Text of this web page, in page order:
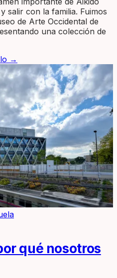
salir con la familia. Fuimos
de Arte Occidental de
una colección de
→
qué nosotros